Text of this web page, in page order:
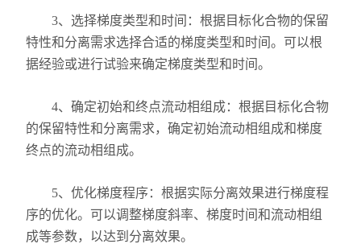
3、选择梯度类型和时间：根据目标化合物的保留
特性和分离需求选择合适的梯度类型和时间。可以根
据经验或进行试验来确定梯度类型和时间。
4、确定初始和终点流动相组成：根据目标化合物
的保留特性和分离需求，确定初始流动相组成和梯度
终点的流动相组成。
5、优化梯度程序：根据实际分离效果进行梯度程
序的优化。可以调整梯度斜率、梯度时间和流动相组
成等参数，以达到分离效果。